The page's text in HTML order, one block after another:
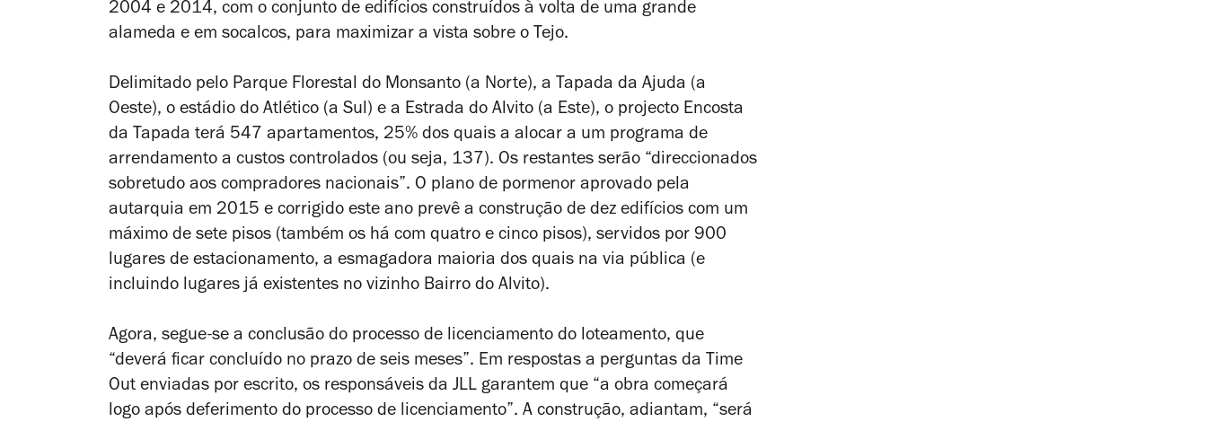
2004 e 2014, com o conjunto de edifícios construídos à volta de uma grande
alameda e em socalcos, para maximizar a vista sobre o Tejo.
Delimitado pelo Parque Florestal do Monsanto (a Norte), a Tapada da Ajuda (a
Oeste), o estádio do Atlético (a Sul) e a Estrada do Alvito (a Este), o projecto Encosta
da Tapada terá 547 apartamentos, 25% dos quais a alocar a um programa de
arrendamento a custos controlados (ou seja, 137). Os restantes serão “direccionados
sobretudo aos compradores nacionais”. O plano de pormenor aprovado pela
autarquia em 2015 e corrigido este ano prevê a construção de dez edifícios com um
máximo de sete pisos (também os há com quatro e cinco pisos), servidos por 900
lugares de estacionamento, a esmagadora maioria dos quais na via pública (e
incluindo lugares já existentes no vizinho Bairro do Alvito).
Agora, segue-se a conclusão do processo de licenciamento do loteamento, que
“deverá ficar concluído no prazo de seis meses”. Em respostas a perguntas da Time
Out enviadas por escrito, os responsáveis da JLL garantem que “a obra começará
logo após deferimento do processo de licenciamento”. A construção, adiantam, “será